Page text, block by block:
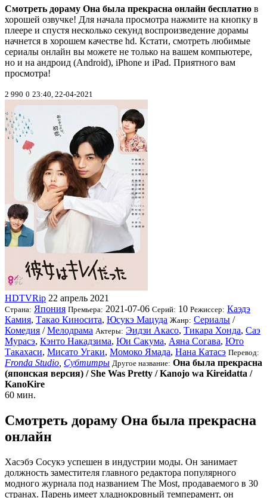
Смотреть дораму Она была прекрасна онлайн бесплатно в
хорошей озвучке! Для начала просмотра нажмите на кнопку в
плеере и спустя несколько секунд воспроизведение дорамы
начнется в хорошем качестве hd. Кстати, смотреть любимые
сериалы онлайн вы можете не только на вашем компьютере,
но и на андроид (Android), iPhone и iPad. Приятного вам
просмотра!
2 990 0 23:40, 22-04-2021
HDTVRip 22 апрель 2021
Страна: Япония Премьера: 2021-07-06 Серий: 10 Режиссер: Каэдэ
Камия, Такао Киносита, Юсукэ Мацуда Жанр: Сериалы /
Комедия /Мелодрама Актеры: Эидзи Акасо, Тикара Хонда, Саэ
Мурасэ, Кэнто Накадзима, Юи Сакума, Аяна Согава, Юто
Такахаси, Мисато Угаки, Момоко Ямада, Нана Катасэ Перевод:
Fronda Studio Субтитры Другое название: Она была прекрасна
(японская версия) / She Was Pretty / Kanojo wa Kireidatta /
KanoKire
60 мин.
Смотреть дораму Она была прекрасна
онлайн
Хасэбэ Сосукэ успешен в индустрии моды. Он занимает
должность заместителя главного редактора популярного
модного журнала под названием The Most, продаваемого в 30
странах. Парень имеет хладнокровный темперамент, он